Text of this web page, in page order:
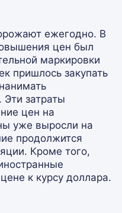
ежегодно. В
цен был
маркировки
пришлось закупать
затраты
цен на
уже выросли на
продолжится
Кроме того,
к курсу доллара.